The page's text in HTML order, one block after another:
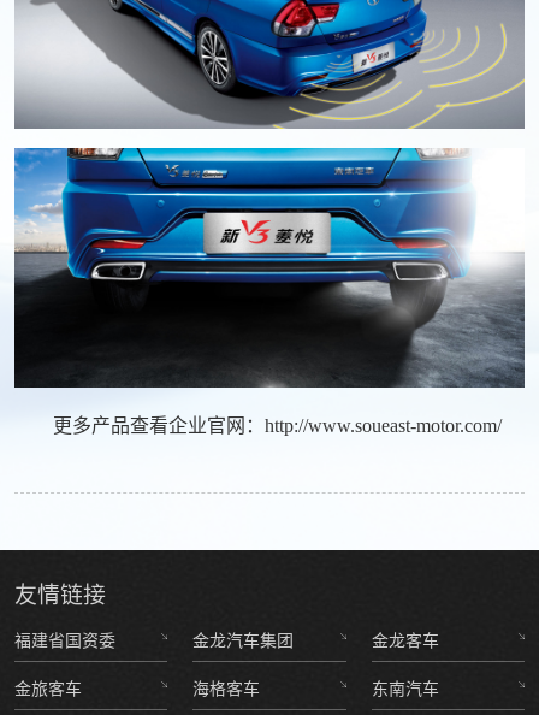
更多产品查看企业官网： http://www.soueast-motor.com/
友情链接
福建省国资委 金龙汽车集团 金龙客车
金旅客车 海格客车 东南汽车